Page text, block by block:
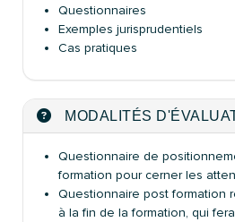
Questionnaires
Exemples jurisprudentiels
Cas pratiques
MODALITÉS
Questionnaire de
formation pour cerner les
Questionnaire post formation
à la fin de la formation, qui fera